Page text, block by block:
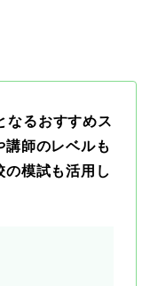
なるおすすめス
講師のレベルも
模試も活用し